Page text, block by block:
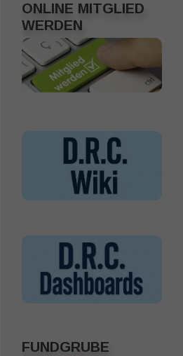
ONLINE MITGLIED
WERDEN
FUNDGRUBE